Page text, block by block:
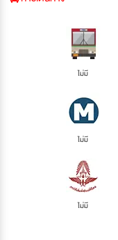
ไม่มี
ไม่มี
ไม่มี